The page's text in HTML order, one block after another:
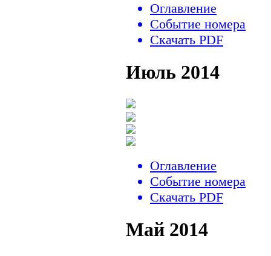
Оглавление
Событие номера
Скачать PDF
Июль 2014
Оглавление
Событие номера
Скачать PDF
Май 2014